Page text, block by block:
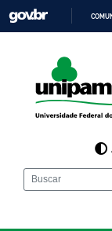
para
o